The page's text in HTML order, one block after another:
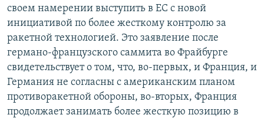
своем намерении выступить в ЕС с новой
инициативой по более жесткому контролю за
ракетной технологией. Это заявление после
германо-французского саммита во Фрайбурге
свидетельствует о том, что, во-первых, и Франция, и
Германия не согласны с американским планом
противоракетной обороны, во-вторых, Франция
продолжает занимать более жесткую позицию в